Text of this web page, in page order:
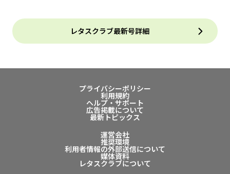
レタスクラブ最新号詳細
プライバシーポリシー
利用規約
ヘルプ・サポート
広告掲載について
最新トピックス
運営会社
推奨環境
利用者情報の外部送信について
媒体資料
レタスクラブについて